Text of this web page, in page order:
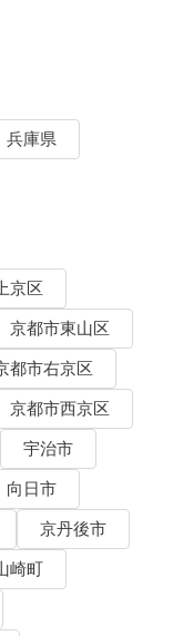
兵庫県
京区
京都市東山区
都市右京区
京都市西京区
宇治市
向日市
京丹後市
崎町